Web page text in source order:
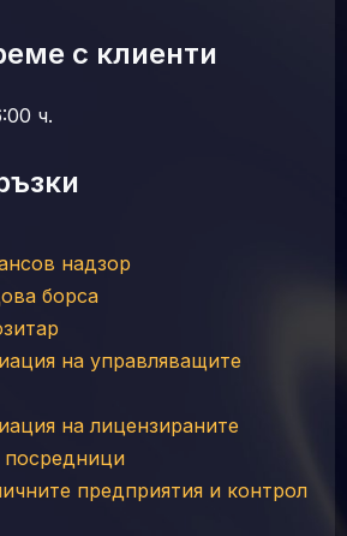
с клиенти
ч.
надзор
борса
на управляващите
на лицензираните
предприятия и контрол